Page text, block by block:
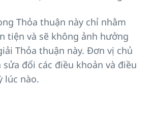
Thỏa thuận này chỉ nhằm
tiện và sẽ không ảnh hưởng
Thỏa thuận này. Đơn vị chủ
sửa đổi các điều khoản và điều
lúc nào.